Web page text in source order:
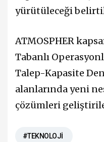
yürütüleceği
ATMOSPHER
Tabanlı
Talep-Kapasite
alanlarında yeni
çözümleri
#TEKNOLOJİ